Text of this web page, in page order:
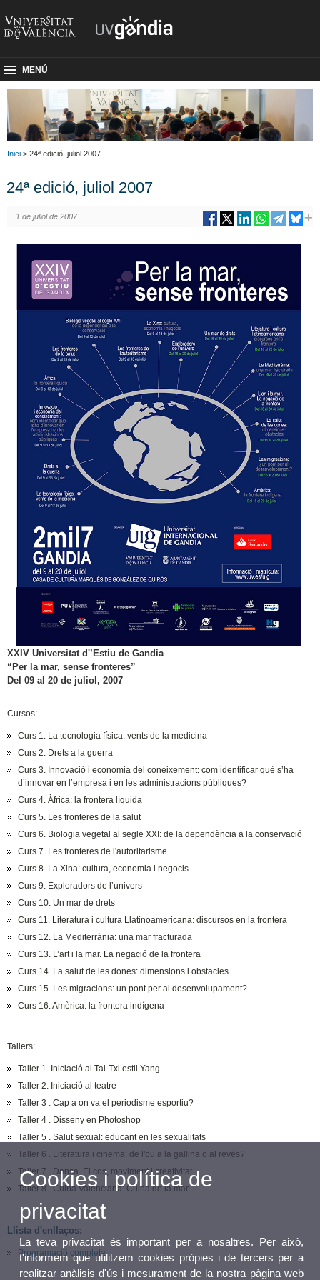
MENÚ
Inici > 24ª edició, juliol 2007
24ª edició, juliol 2007
1 de juliol de 2007
XXIV Universitat d'’Estiu de Gandia
“Per la mar, sense fronteres”
Del 09 al 20 de juliol, 2007
Cursos:
Curs 1. La tecnologia física, vents de la medicina
Curs 2. Drets a la guerra
Curs 3. Innovació i economia del coneixement: com identificar què s’ha
d’innovar en l’empresa i en les administracions públiques?
Curs 4. Àfrica: la frontera líquida
Curs 5. Les fronteres de la salut
Curs 6. Biologia vegetal al segle XXI: de la dependència a la conservació
Curs 7. Les fronteres de l'autoritarisme
Curs 8. La Xina: cultura, economia i negocis
Curs 9. Exploradors de l’univers
Curs 10. Un mar de drets
Curs 11. Literatura i cultura Llatinoamericana: discursos en la frontera
Curs 12. La Mediterrània: una mar fracturada
Curs 13. L’art i la mar. La negació de la frontera
Curs 14. La salut de les dones: dimensions i obstacles
Curs 15. Les migracions: un pont per al desenvolupament?
Curs 16. Amèrica: la frontera indígena
Tallers:
Taller 1. Iniciació al Tai-Txi estil Yang
Taller 2. Iniciació al teatre
Taller 3 . Cap a on va el periodisme esportiu?
Taller 4 . Disseny en Photoshop
Taller 5 . Salut sexual: educant en les sexualitats
Taller 6 . Literatura i cinema: de l'ou a la gallina o al revés?
Taller 7 . Dansa. El cos, moviment i creativitat
Taller 8 . Cuina Valenciana: Cuina de la mar
Llista d'enllaços:
Programació completa
Cookies i política de
privacitat
La teva privacitat és important per a nosaltres. Per això,
t'informem que utilitzem cookies pròpies i de tercers per a
realitzar anàlisis d'ús i mesurament de la nostra pàgina web